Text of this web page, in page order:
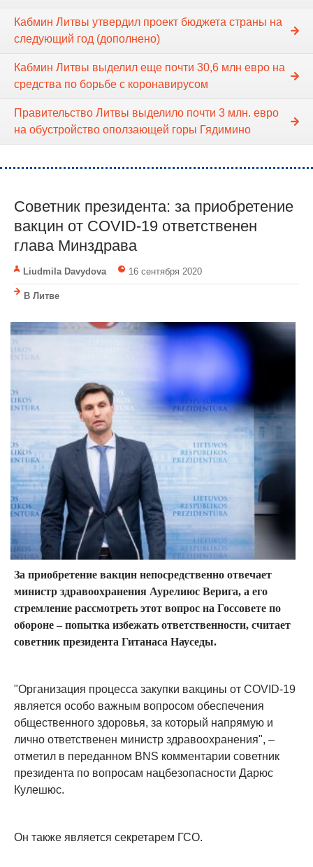
Кабмин Литвы утвердил проект бюджета страны на
следующий год (дополнено)
Кабмин Литвы выделил еще почти 30,6 млн евро на
средства по борьбе с коронавирусом
Правительство Литвы выделило почти 3 млн. евро
на обустройство оползающей горы Гядимино
Cоветник президента: за приобретение
вакцин от COVID-19 ответственен
глава Минздрава
Liudmila Davydova 16 сентября 2020
В Литве
За приобретение вакцин непосредственно отвечает
министр здравоохранения Аурелиюс Верига, а его
стремление рассмотреть этот вопрос на Госсовете по
обороне – попытка избежать ответственности, считает
советник президента Гитанаса Науседы.
"Организация процесса закупки вакцины от COVID-19
является особо важным вопросом обеспечения
общественного здоровья, за который напрямую и
лично ответственен министр здравоохранения", –
отметил в переданном BNS комментарии советник
президента по вопросам нацбезопасности Дарюс
Кулешюс.
Он также является секретарем ГСО.